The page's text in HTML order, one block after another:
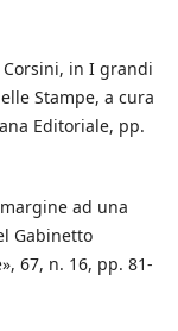
Corsini, in I grandi
Stampe, a cura
Editoriale, pp.
ad una
Gabinetto
67, n. 16, pp. 81-